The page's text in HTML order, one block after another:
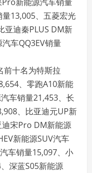
13,005、五菱宏光
亚迪秦PLUS DM新
车QQ3EV销量
前十名为特斯拉
、零跑A10新能
车销量21,453、长
、比亚迪元UP新
宋Pro DM新能源
新能源SUV汽车
车销量15,097、小
深蓝S05新能源